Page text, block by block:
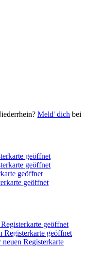
Meld' dich bei
geöffnet
geöffnet
geöffnet
geöffnet
geöffnet
Registerkarte geöffnet
Registerkarte